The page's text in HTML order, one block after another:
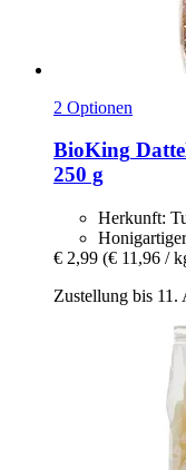
2 Optionen
BioKing
250 g
Herkunft:
€ 2,99 (€ 11,96 /
Zustellung bis 11.